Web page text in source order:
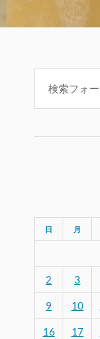
日 月
2 3
9 10
16 17